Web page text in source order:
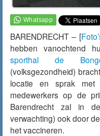
BARENDRECHT – [
hebbenvanochtend
sporthal de
(volksgezondheid)
locatie en sprak met
medewerkers op de
Barendrecht zal in
verwachting) ook door
het vaccineren.